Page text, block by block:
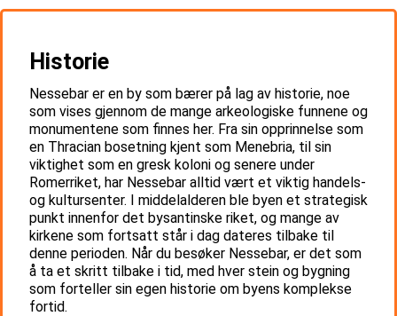
Historie
Nessebar er en by som bærer på lag av historie, noe
som vises gjennom de mange arkeologiske funnene og
monumentene som finnes her. Fra sin opprinnelse som
en Thracian bosetning kjent som Menebria, til sin
viktighet som en gresk koloni og senere under
Romerriket, har Nessebar alltid vært et viktig handels-
og kultursenter. I middelalderen ble byen et strategisk
punkt innenfor det bysantinske riket, og mange av
kirkene som fortsatt står i dag dateres tilbake til
denne perioden. Når du besøker Nessebar, er det som
å ta et skritt tilbake i tid, med hver stein og bygning
som forteller sin egen historie om byens komplekse
fortid.